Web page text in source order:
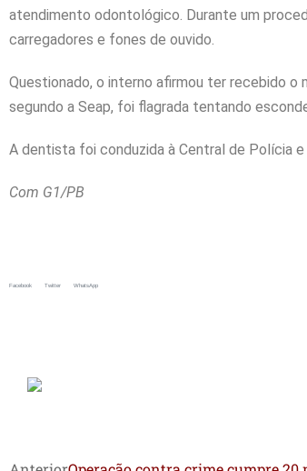
atendimento odontológico. Durante um
carregadores e fones de ouvido.
Questionado, o interno afirmou ter recebido o
segundo a Seap, foi flagrada tentando
A dentista foi conduzida à Central de Polícia
Com G1/PB
Facebook Twitter WhatsApp